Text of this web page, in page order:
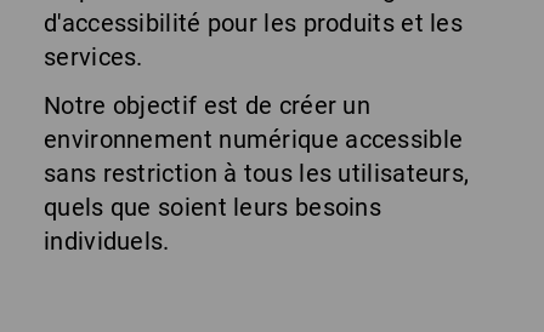
d'accessibilité pour les produits et les
services.
Notre objectif est de créer un
environnement numérique accessible
sans restriction à tous les utilisateurs,
quels que soient leurs besoins
individuels.